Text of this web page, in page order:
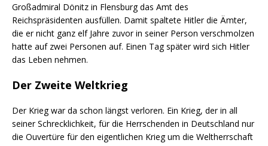
Großadmiral Dönitz in Flensburg das Amt des
Reichspräsidenten ausfüllen. Damit spaltete Hitler die Ämter,
die er nicht ganz elf Jahre zuvor in seiner Person verschmolzen
hatte auf zwei Personen auf. Einen Tag später wird sich Hitler
das Leben nehmen.
Der Zweite Weltkrieg
Der Krieg war da schon längst verloren. Ein Krieg, der in all
seiner Schrecklichkeit, für die Herrschenden in Deutschland nur
die Ouvertüre für den eigentlichen Krieg um die Weltherrschaft